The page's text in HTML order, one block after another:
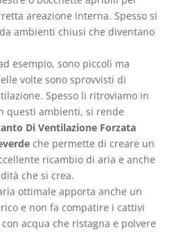
areazione interna. Spesso si
ambienti chiusi che diventano
esempio, sono piccoli ma
volte sono sprovvisti di
Spesso li ritroviamo in
questi ambienti, si rende
Di Ventilazione Forzata
che permette di creare un
ricambio di aria e anche
che si crea.
ottimale apporta anche un
e non fa compatire i cattivi
acqua che ristagna e polvere